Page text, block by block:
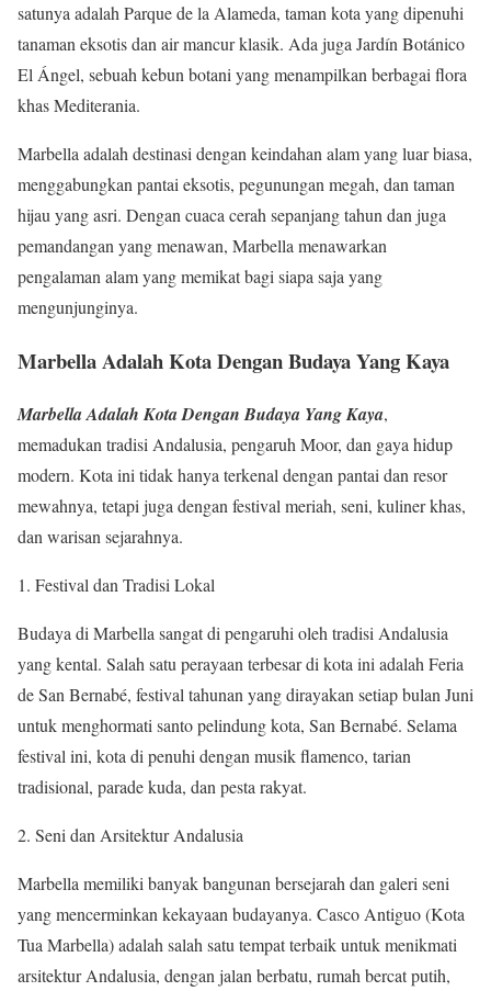
satunya adalah Parque de la Alameda, taman kota yang dipenuhi
tanaman eksotis dan air mancur klasik. Ada juga Jardín Botánico
El Ángel, sebuah kebun botani yang menampilkan berbagai flora
khas Mediterania.
Marbella adalah destinasi dengan keindahan alam yang luar biasa,
menggabungkan pantai eksotis, pegunungan megah, dan taman
hijau yang asri. Dengan cuaca cerah sepanjang tahun dan juga
pemandangan yang menawan, Marbella menawarkan
pengalaman alam yang memikat bagi siapa saja yang
mengunjunginya.
Marbella Adalah Kota Dengan Budaya Yang Kaya
Marbella Adalah Kota Dengan Budaya Yang Kaya,
memadukan tradisi Andalusia, pengaruh Moor, dan gaya hidup
modern. Kota ini tidak hanya terkenal dengan pantai dan resor
mewahnya, tetapi juga dengan festival meriah, seni, kuliner khas,
dan warisan sejarahnya.
Festival dan Tradisi Lokal
Budaya di Marbella sangat di pengaruhi oleh tradisi Andalusia
yang kental. Salah satu perayaan terbesar di kota ini adalah Feria
de San Bernabé, festival tahunan yang dirayakan setiap bulan Juni
untuk menghormati santo pelindung kota, San Bernabé. Selama
festival ini, kota di penuhi dengan musik flamenco, tarian
tradisional, parade kuda, dan pesta rakyat.
Seni dan Arsitektur Andalusia
Marbella memiliki banyak bangunan bersejarah dan galeri seni
yang mencerminkan kekayaan budayanya. Casco Antiguo (Kota
Tua Marbella) adalah salah satu tempat terbaik untuk menikmati
arsitektur Andalusia, dengan jalan berbatu, rumah bercat putih,